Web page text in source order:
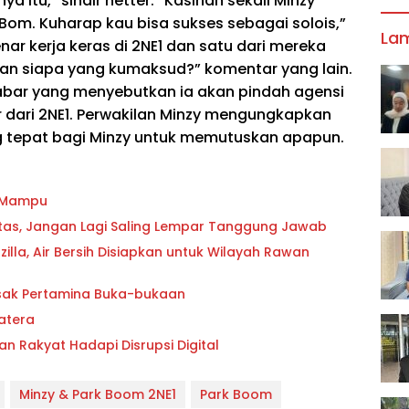
Kuharap kau bisa sukses sebagai solois,”
kerja keras di 2NE1 dan satu dari mereka
siapa yang kumaksud?” komentar yang lain.
yang menyebutkan ia akan pindah agensi
2NE1. Perwakilan Minzy mengungkapkan
bagi Minzy untuk memutuskan apapun.
Jangan Lagi Saling Lempar Tanggung Jawab
Air Bersih Disiapkan untuk Wilayah Rawan
Pertamina Buka-bukaan
Rakyat Hadapi Disrupsi Digital
Minzy & Park Boom 2NE1 Park Boom